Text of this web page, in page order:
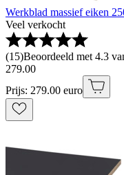
Werkblad massief eiken
Veel verkocht
(15)Beoordeeld met 4.3
279.00
Prijs: 279.00 euro